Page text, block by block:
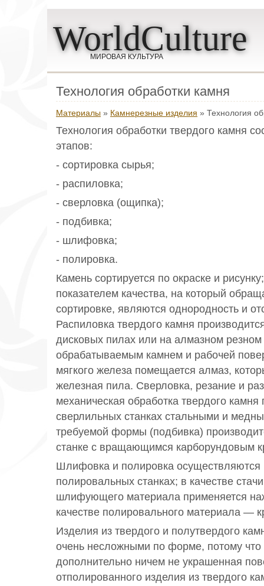
WorldCulture
МИРОВАЯ КУЛЬТУРА
Технология обработки камня
Материалы » Камнерезные изделия » Технология
Технология обработки твердого камня
этапов:
- сортировка сырья;
- распиловка;
- сверловка (ощипка);
- подбивка;
- шлифовка;
- полировка.
Камень сортируется по окраске и
показателем качества, на который
сортировке, являются однородность и
Распиловка твердого камня
дисковых пилах или на алмазном резном
обрабатываемым камнем и рабочей
мягкого железа помещается алмаз,
железная пила. Сверловка, резание и
механическая обработка твердого камня
сверлильных станках стальными и
требуемой формы (подбивка)
станке с вращающимся карборундовым
Шлифовка и полировка
полировальных станках; в качестве
шлифующего материала применяется
качестве полировального материала —
Изделия из твердого и полутвердого
очень несложными по форме, потому что
дополнительно ничем не украшенная
отполированного изделия из твердого